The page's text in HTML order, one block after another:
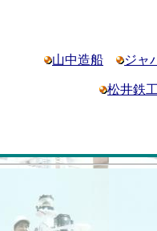
山中造船 ジャ
松井鉄